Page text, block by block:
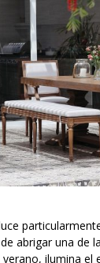
abrigar una de
ilumina el